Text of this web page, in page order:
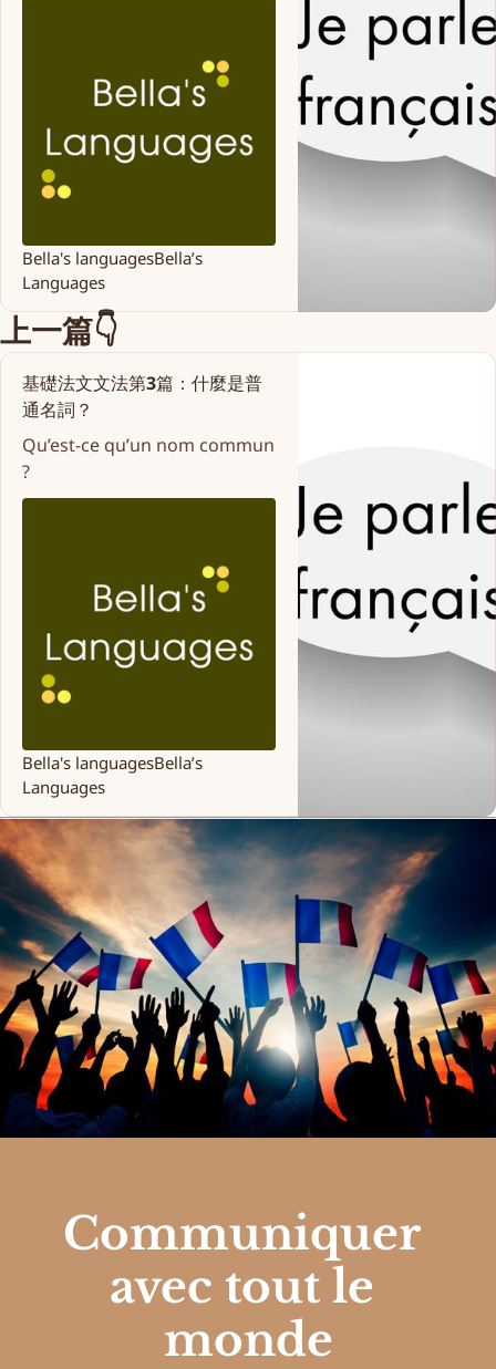
Bella's languagesBella’s
Languages
上一篇👇
基礎法文文法第3篇：什麼是普
通名詞？
Qu’est-ce qu’un nom commun
?
Bella's languagesBella’s
Languages
Communiquer
avec tout le
monde